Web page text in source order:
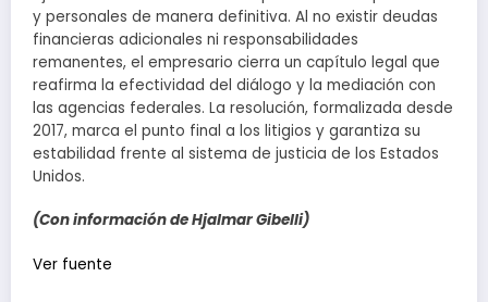
y personales de manera definitiva. Al no existir deudas
financieras adicionales ni responsabilidades
remanentes, el empresario cierra un capítulo legal que
reafirma la efectividad del diálogo y la mediación con
las agencias federales. La resolución, formalizada desde
2017, marca el punto final a los litigios y garantiza su
estabilidad frente al sistema de justicia de los Estados
Unidos.
(Con información de Hjalmar Gibelli)
Navegación
Ver fuente